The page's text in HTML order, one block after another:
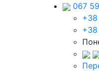
067